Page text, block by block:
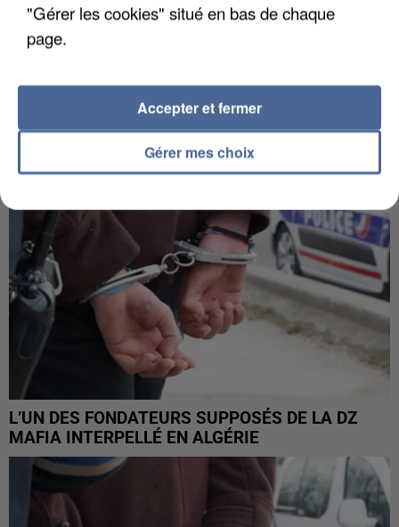
L’UN DES FONDATEURS SUPPOSÉS DE LA DZ
MAFIA INTERPELLÉ EN ALGÉRIE
"Gérer les cookies" situé en bas de chaque
page.
Gérer mes choix
Accepter et fermer